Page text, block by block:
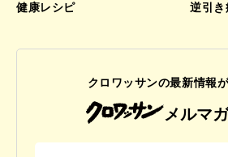
健康レシピ
逆引き
クロワッサンの最新情報
メルマ